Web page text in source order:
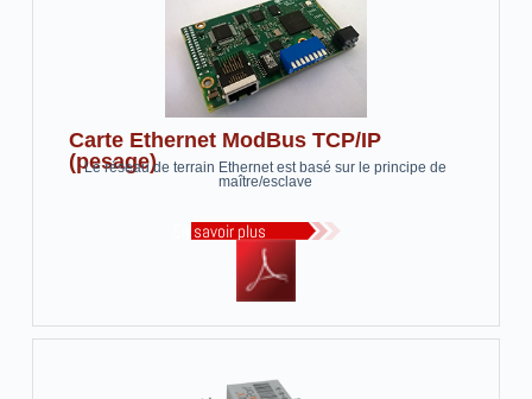
Carte Ethernet ModBus TCP/IP
(pesage)
Le réseau de terrain Ethernet est basé sur le principe de
maître/esclave
En savoir plus